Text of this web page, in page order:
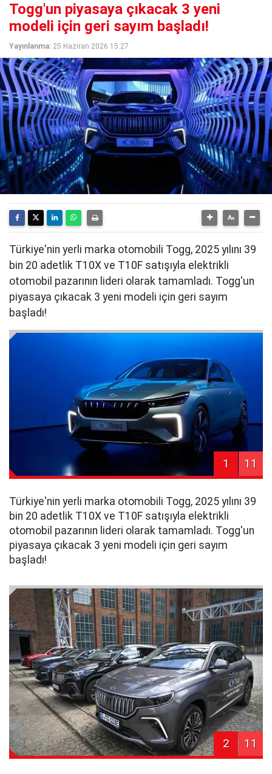
Togg'un piyasaya çıkacak 3 yeni
modeli için geri sayım başladı!
Yayınlanma: 25 Haziran 2026 15:27
Türkiye'nin yerli marka otomobili Togg, 2025 yılını 39
bin 20 adetlik T10X ve T10F satışıyla elektrikli
otomobil pazarının lideri olarak tamamladı. Togg'un
piyasaya çıkacak 3 yeni modeli için geri sayım
başladı!
1 11
Türkiye'nin yerli marka otomobili Togg, 2025 yılını 39
bin 20 adetlik T10X ve T10F satışıyla elektrikli
otomobil pazarının lideri olarak tamamladı. Togg'un
piyasaya çıkacak 3 yeni modeli için geri sayım
başladı!
2 11